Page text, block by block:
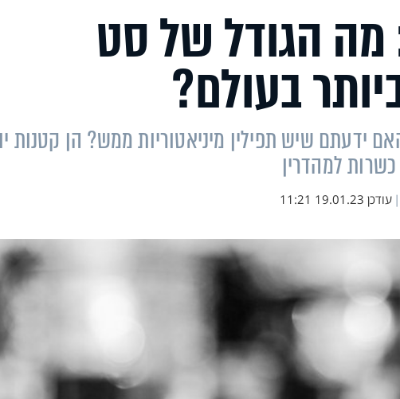
מה הגודל של סט
בעולם?
ידעתם שיש תפילין מיניאטוריות ממש? הן קטנות
למהדרין
| עודכן 19.01.23 11:21